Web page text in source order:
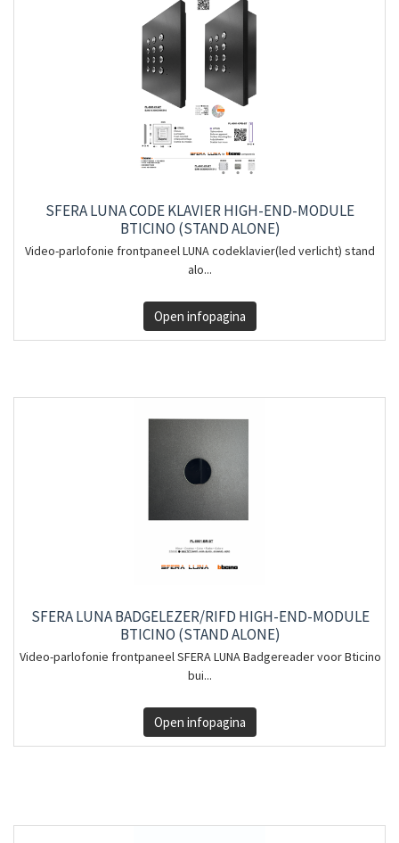
SFERA LUNA CODE KLAVIER HIGH-END-MODULE
BTICINO (STAND ALONE)
Video-parlofonie frontpaneel LUNA codeklavier(led verlicht) stand
alo...
Open infopagina
SFERA LUNA BADGELEZER/RIFD HIGH-END-MODULE
BTICINO (STAND ALONE)
Video-parlofonie frontpaneel SFERA LUNA Badgereader voor Bticino
bui...
Open infopagina